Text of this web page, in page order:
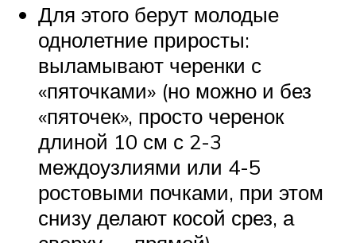
Для этого берут молодые
однолетние приросты:
выламывают черенки с
«пяточками» (но можно и без
«пяточек», просто черенок
длиной 10 см с 2-3
междоузлиями или 4-5
ростовыми почками, при этом
снизу делают косой срез, а